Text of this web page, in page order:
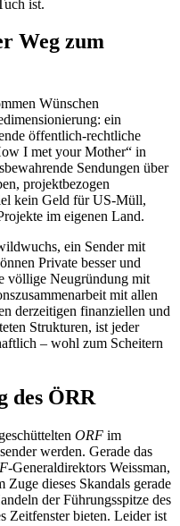
ist.
Weg zum
Wünschen
ein
öffentlich-rechtliche
I met your Mother“ in
Sendungen über
projektbezogen
kein Geld für US-Müll,
im eigenen Land.
ein Sender mit
Private besser und
völlige Neugründung mit
mit allen
derzeitigen finanziellen und
Strukturen, ist jeder
– wohl zum Scheitern
des ÖRR
ORF im
werden. Gerade das
-Generaldirektors Weissman,
Zuge dieses Skandals gerade
der Führungsspitze des
Zeitfenster bieten. Leider ist